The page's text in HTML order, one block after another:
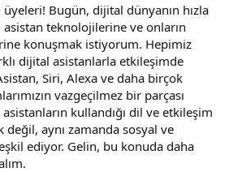
Bugün, dijital dünyanın hızla
teknolojilerine ve onların
konuşmak istiyorum. Hepimiz
dijital asistanlarla etkileşimde
Siri, Alexa ve daha birçok
vazgeçilmez bir parçası
kullandığı dil ve etkileşim
aynı zamanda sosyal ve
ediyor. Gelin, bu konuda daha